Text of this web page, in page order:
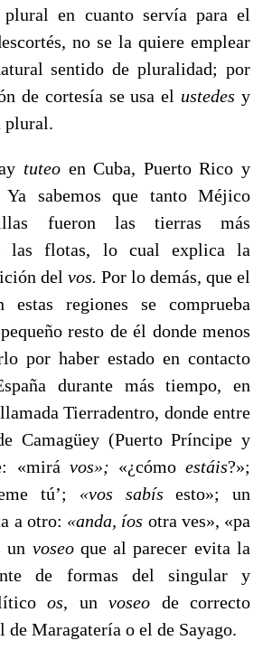
plural en cuanto servía para el
no se la quiere emplear
sentido de pluralidad; por
de cortesía se usa el ustedes y
plural.
tuteo en Cuba, Puerto Rico y
Ya sabemos que tanto Méjico
fueron las tierras más
las flotas, lo cual explica la
del vos. Por lo demás, que el
estas regiones se comprueba
resto de él donde menos
por haber estado en contacto
durante más tiempo, en
Tierradentro, donde entre
Camagüey (Puerto Prínci­pe y
«mirá vos»; «¿cómoestáis?»;
tú’; «vos sabísesto»; un
a otro: «anda, íos otra ves», «pa
un voseo que al parecer evita la
de formas del singular y
os, unvoseo de correcto
de Maragatería o el de Sayago.